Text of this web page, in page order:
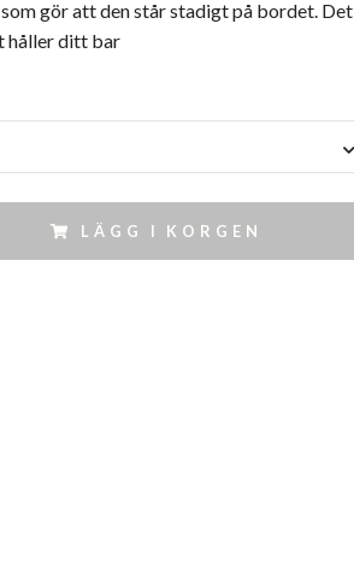
gör att den står stadigt på bordet. Det
håller ditt bar
LÄGG I KORGEN